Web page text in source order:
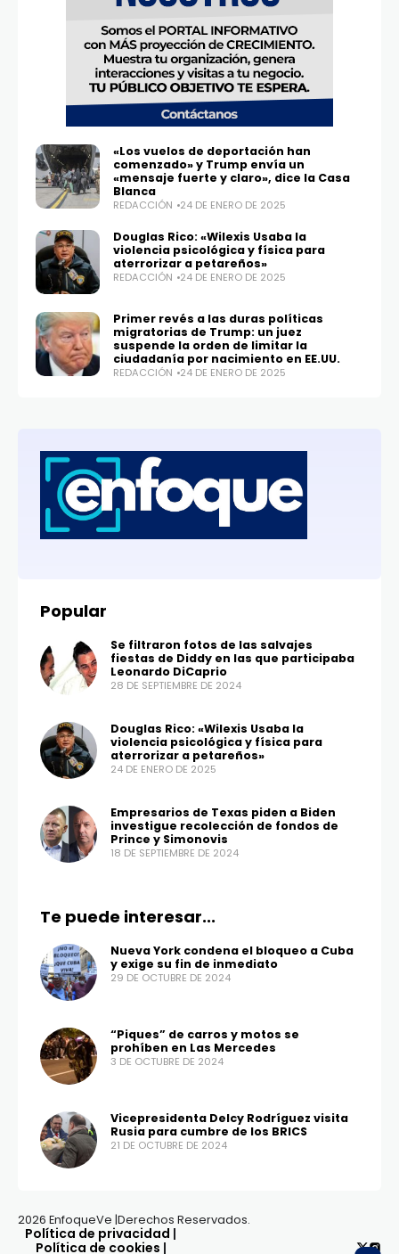
«Los vuelos de deportación han
comenzado» y Trump envía un
«mensaje fuerte y claro», dice la Casa
Blanca
REDACCIÓN 24 DE ENERO DE 2025
Douglas Rico: «Wilexis Usaba la
violencia psicológica y física para
aterrorizar a petareños»
REDACCIÓN 24 DE ENERO DE 2025
Primer revés a las duras políticas
migratorias de Trump: un juez
suspende la orden de limitar la
ciudadanía por nacimiento en EE.UU.
REDACCIÓN 24 DE ENERO DE 2025
Popular
Se filtraron fotos de las salvajes
fiestas de Diddy en las que participaba
Leonardo DiCaprio
28 DE SEPTIEMBRE DE 2024
Douglas Rico: «Wilexis Usaba la
violencia psicológica y física para
aterrorizar a petareños»
24 DE ENERO DE 2025
Empresarios de Texas piden a Biden
investigue recolección de fondos de
Prince y Simonovis
18 DE SEPTIEMBRE DE 2024
Te puede interesar...
Nueva York condena el bloqueo a Cuba
y exige su fin de inmediato
29 DE OCTUBRE DE 2024
“Piques” de carros y motos se
prohíben en Las Mercedes
3 DE OCTUBRE DE 2024
Vicepresidenta Delcy Rodríguez visita
Rusia para cumbre de los BRICS
21 DE OCTUBRE DE 2024
2026 EnfoqueVe |Derechos Reservados.
Política de privacidad |
Política de cookies |